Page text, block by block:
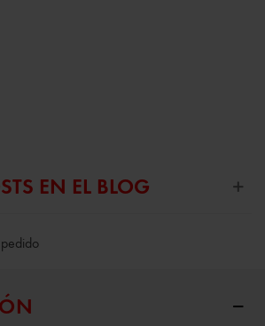
EN EL BLOG